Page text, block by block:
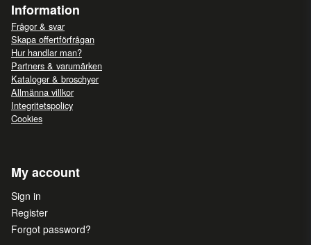
Information
Frågor & svar
Skapa offertförfrågan
Hur handlar man?
Partners & varumärken
Kataloger & broschyer
Allmänna villkor
Integritetspolicy
Cookies
My account
Sign in
Register
Forgot password?